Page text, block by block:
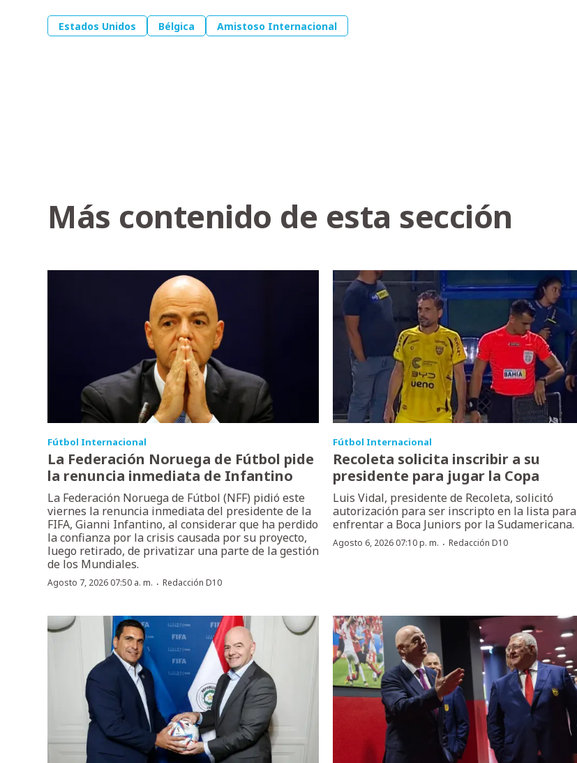
Estados Unidos Bélgica Amistoso Internacional
Más contenido de esta sección
Fútbol Internacional
La Federación Noruega de Fútbol pide
la renuncia inmediata de Infantino
La Federación Noruega de Fútbol (NFF) pidió este
viernes la renuncia inmediata del presidente de la
FIFA, Gianni Infantino, al considerar que ha perdido
la confianza por la crisis causada por su proyecto,
luego retirado, de privatizar una parte de la gestión
de los Mundiales.
Agosto 7, 2026 07:50 a. m. · Redacción D10
Fútbol Internacional
Recoleta solicita inscribir a su
presidente para jugar la Copa
Luis Vidal, presidente de Recoleta, solicitó
autorización para ser inscripto en la lista para
enfrentar a Boca Juniors por la Sudamericana.
Agosto 6, 2026 07:10 p. m. ·Redacción D10